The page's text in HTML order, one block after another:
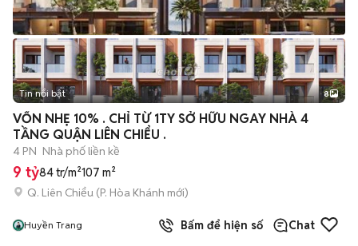
+2
Tin nổi bật 8
VỐN NHẸ 10% . CHỈ TỪ 1TY SỞ HỮU NGAY NHÀ 4
TẦNG QUẬN LIÊN CHIỂU .
4 PN Nhà phố liền kề
9 tỷ84 tr/m²107 m²
Q. Liên Chiểu (P. Hòa Khánh mới)
Huyền Trang Bấm để hiện số Chat